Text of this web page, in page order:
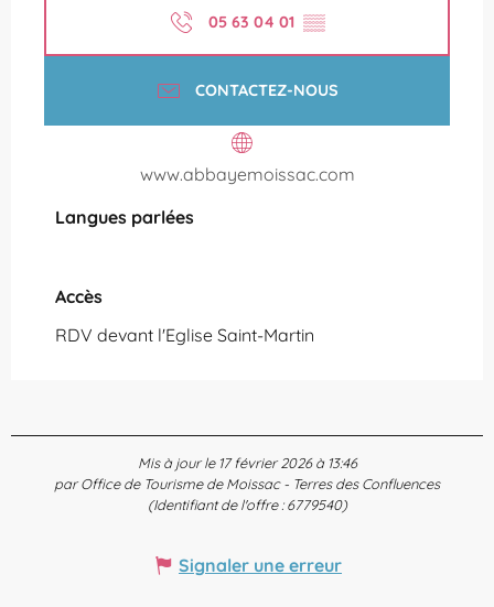
05 63 04 01 ▒▒
CONTACTEZ-NOUS
www.abbayemoissac.com
Langues parlées
Langues parlées
Accès
Accès
RDV devant l'Eglise Saint-Martin
Mis à jour le 17 février 2026 à 13:46
par Office de Tourisme de Moissac - Terres des Confluences
(Identifiant de l'offre :6779540)
Signaler une erreur